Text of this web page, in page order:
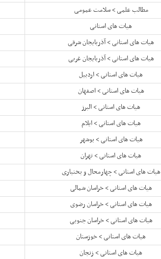
مطالب علمی > سلامت عمومی
هیات های استانی
هیات های استانی > آذربایجان شرقی
هیات های استانی > آذربایجان غربی
هیات های استانی > اردبیل
هیات های استانی > اصفهان
هیات های استانی > البرز
هیات های استانی > ایلام
هیات های استانی > بوشهر
هیات های استانی > تهران
هیات های استانی > چهارمحال و بختیاری
هیات های استانی > خراسان شمالی
هیات های استانی > خراسان رضوی
هیات های استانی > خراسان جنوبی
هیات های استانی > خوزستان
هیات های استانی > زنجان